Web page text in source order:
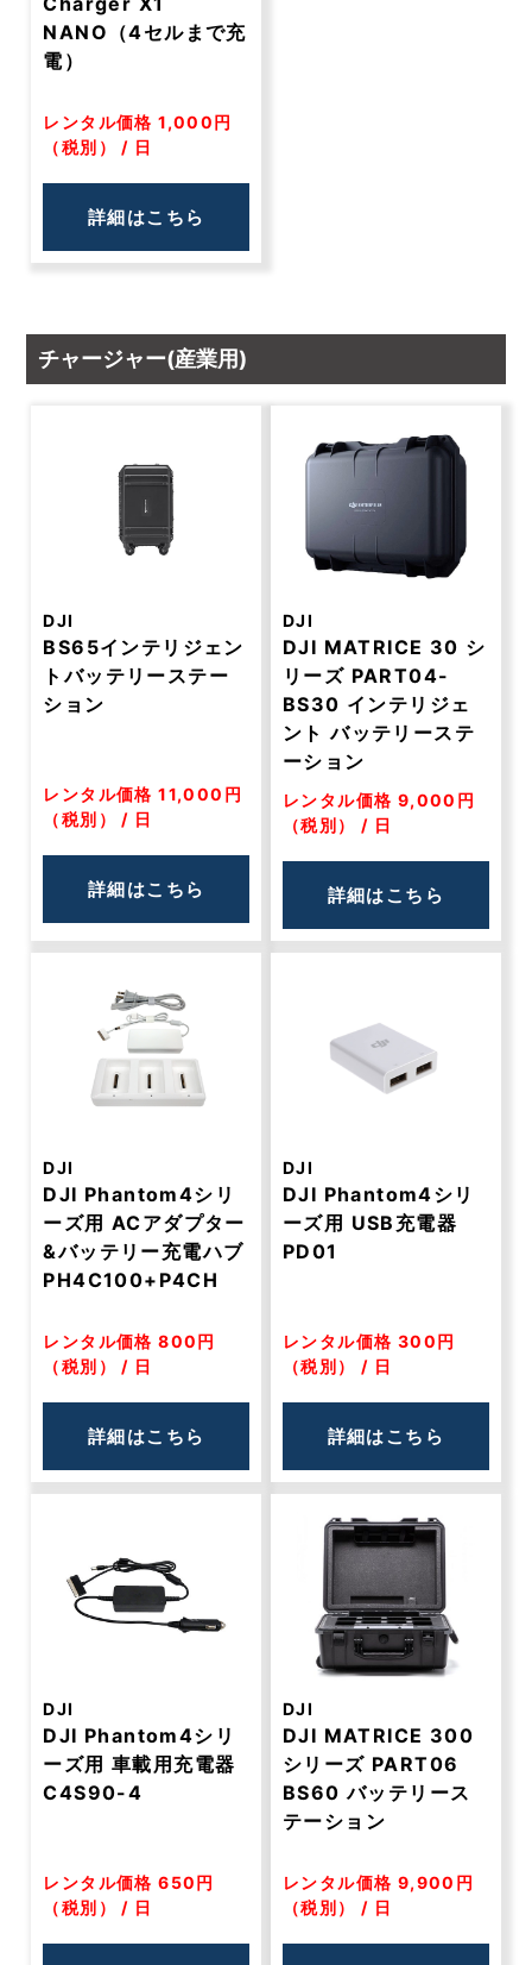
NANO（4セルまで充
電）
レンタル価格 1,000円
（税別） / 日
詳細はこちら
チャージャー(産業用)
DJI
BS65インテリジェン
トバッテリーステー
ション
レンタル価格 11,000円
（税別） / 日
詳細はこちら
DJI
DJI MATRICE 30 シ
リーズ PART04-
BS30 インテリジェ
ント バッテリーステ
ーション
レンタル価格 9,000円
（税別） / 日
詳細はこちら
DJI
DJI Phantom4シリ
ーズ用 ACアダプター
&バッテリー充電ハブ
PH4C100+P4CH
レンタル価格 800円
（税別） / 日
詳細はこちら
DJI
DJI Phantom4シリ
ーズ用 USB充電器
PD01
レンタル価格 300円
（税別） / 日
詳細はこちら
DJI
DJI Phantom4シリ
ーズ用 車載用充電器
C4S90-4
レンタル価格 650円
（税別） / 日
DJI
DJI MATRICE 300
シリーズ PART06
BS60 バッテリース
テーション
レンタル価格 9,900円
（税別） / 日